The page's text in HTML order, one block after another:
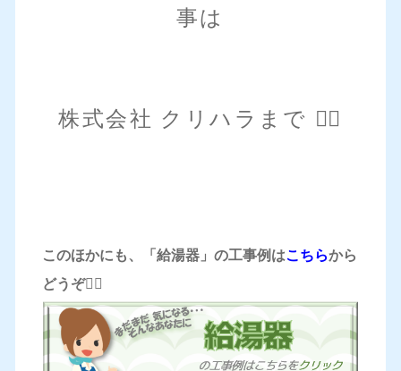
事は
株式会社 クリハラまで 💁‍♀️
このほかにも、「給湯器」の工事例はこちらから
どうぞ💁‍♀️